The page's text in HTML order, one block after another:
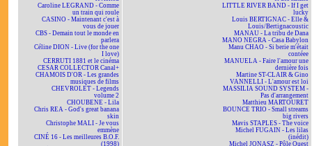
Caroline LEGRAND - Comme
un train qui roule
CASINO - Maintenant c'est à
vous de jouer
CBS - Demain tout le monde en
parlera
Céline DION - Live (for the one
I love)
CERRUTI 1881 et le cinéma
CESAR COLLECTOR Canal+
CHAMOIS D'OR - Les grandes
musiques de films
CHEVROLET - Legends
volume 2
CHOUBENE - Lila
Chris REA - God's great banana
skin
Christophe MALI - Je vous
emmène
CINÉ 16 - Les meilleures B.O.F.
(1998)
LITTLE RIVER BAND - If I get
lucky
Louis BERTIGNAC - Elle &
Louis/Bertignacoustic
MANAU - La tribu de Dana
MANO NEGRA - Casa Babylon
Manu CHAO - Si berie m'était
contéee
MANUELA - Faire l'amour une
dernière fois
Martine ST-CLAIR & Gino
VANNELLI - L'amour est loi
MASSILIA SOUND SYSTEM -
Pas d'arrangement
Matthieu MARTOURET
BOUNCE TRIO - Small streams
big rivers
Mavis STAPLES - The voice
Michel FUGAIN - Les lilas
(inédit)
Michel JONASZ - Pôle Ouest